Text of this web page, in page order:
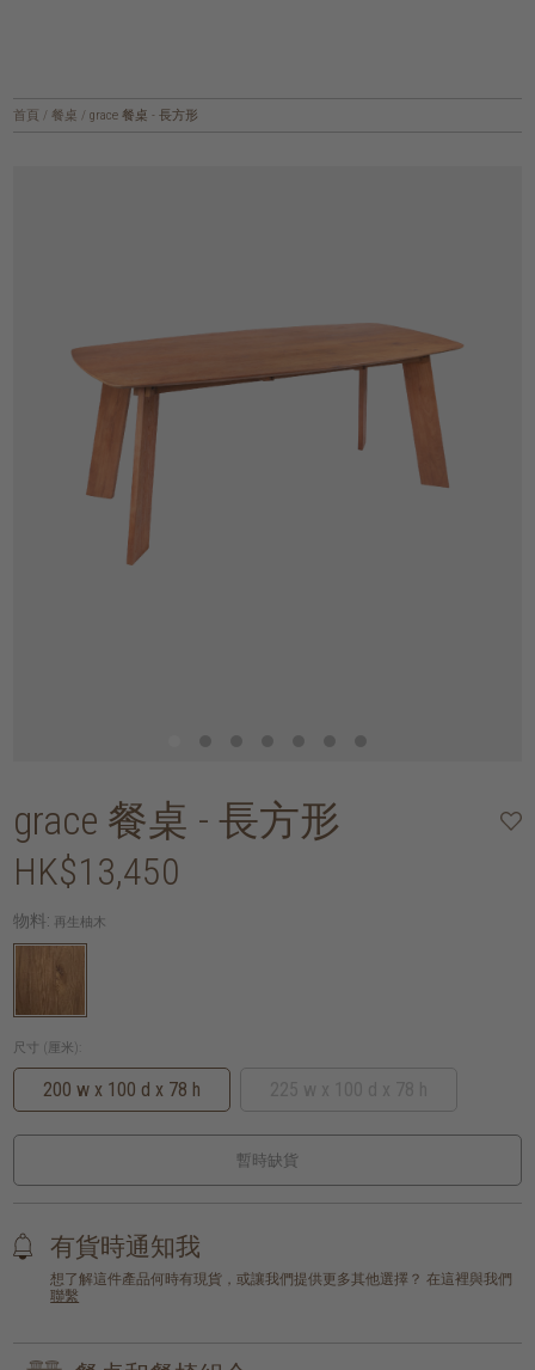
首頁 / 餐桌 / grace 餐桌 - 長方形
grace 餐桌 - 長方形
HK$13,450
物料: 再生柚木
尺寸 (厘米):
200 w x 100 d x 78 h
暫時缺貨
有貨時通知我
想了解這件產品何時有現貨，或讓我們提供更多其他選擇？ 在這裡與我們
聯繫